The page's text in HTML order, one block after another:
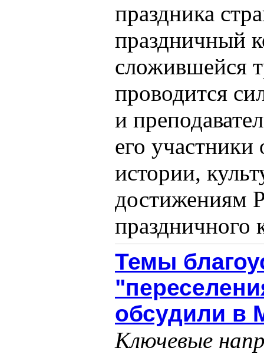
праздника
праздничный
проводится
и
его
истории,
достижениям
праздничного
Темы
обсудили в
Ключевые